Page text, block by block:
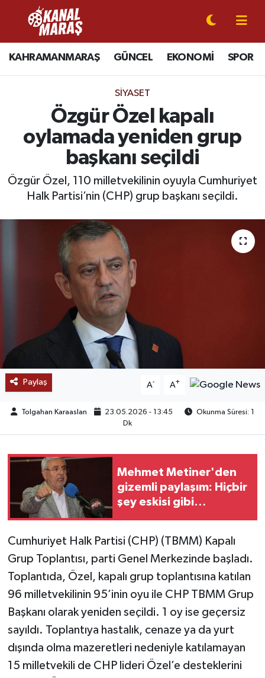
KAHRAMANMARAŞ GÜNCEL EKONOMİ SPOR
SIYASET
Özgür Özel kapalı
oylamada yeniden grup
başkanı seçildi
Özgür Özel, 110 milletvekilinin oyuyla Cumhuriyet
Halk Partisi’nin (CHP) grup başkanı seçildi.
Paylaş A- A+
Tolgahan Karaaslan 23.05.2026 - 13:45
Okunma Süresi: 1
Dk
Mehmet Metiner'den
gizemli paylaşım: Hiçbir
şey eskisi gibi
Cumhuriyet Halk Partisi (CHP) (TBMM) Kapalı
Grup Toplantısı, parti Genel Merkezinde başladı.
Toplantıda, Özel, kapalı grup toplantısına katılan
96 milletvekilinin 95’inin oyu ile CHP TBMM Grup
Başkanı olarak yeniden seçildi. 1 oy ise geçersiz
sayıldı. Toplantıya hastalık, cenaze ya da yurt
dışında olma mazeretleri nedeniyle katılamayan
15 milletvekili de CHP lideri Özel’e desteklerini
CANLI YAYIN
KAHRAMANMARAŞ
GÜNCEL
SPOR
SİYASET
EKONOMİ
GÜNDEM
MAGAZİN
SAĞLIK
EĞİTİM
KEŞFET
POPÜLER
DÜNYA
TREND
MEDYA
TEKNOLOJİ
YAŞAM
KÜLTÜR SANAT
Kahramanmaraş Nöbetçi Eczaneler
Kahramanmaraş Hava Durumu
Kahramanmaraş Namaz Vakitleri
Kahramanmaraş Trafik Yoğunluk Haritası
Süper Lig Puan Durumu ve Fikstür
Tüm Manşetler
Son Dakika Haberleri
Haber Arşivi